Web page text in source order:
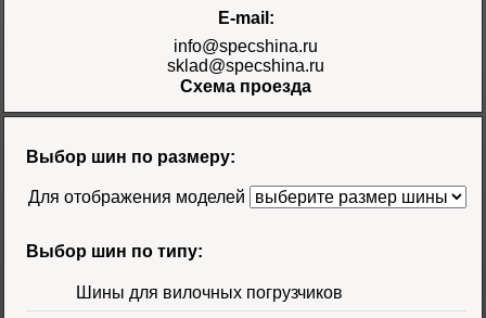
58500 руб.
E-mail:
info@specshina.ru
sklad@specshina.ru
Схема проезда
Выбор шин по размеру:
Для отображения моделей
Выбор шин по типу:
Шины для вилочных погрузчиков